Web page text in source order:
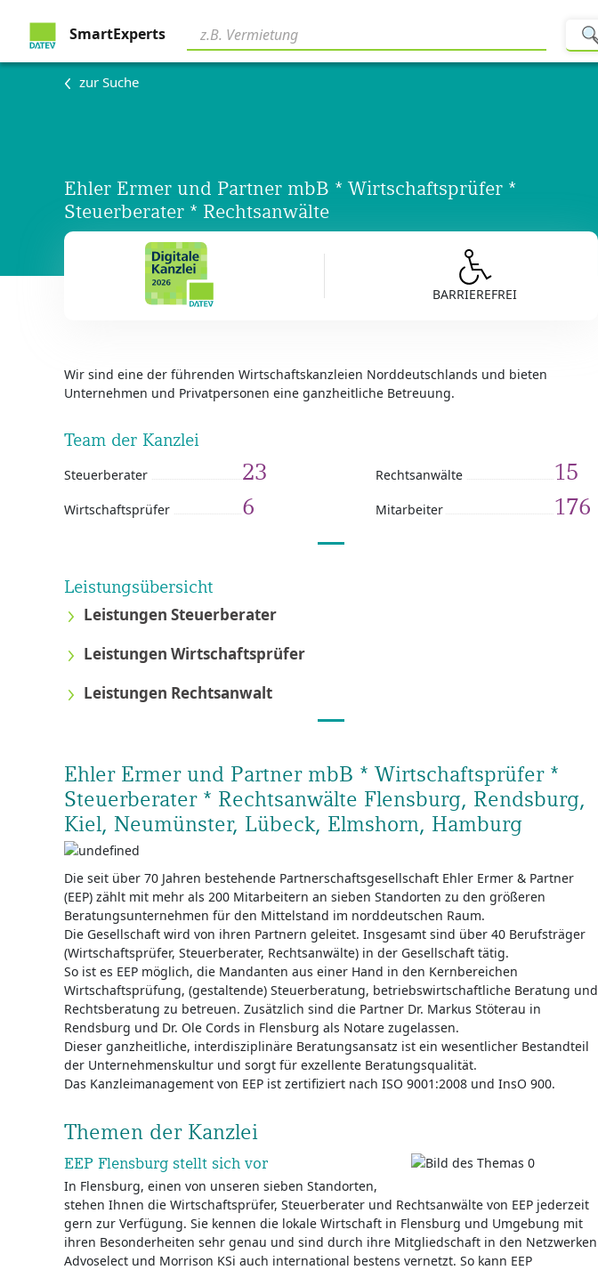
SmartExperts
zur Suche
Ehler Ermer und Partner mbB * Wirtschaftsprüfer *
Steuerberater * Rechtsanwälte
BARRIEREFREI
Wir sind eine der führenden Wirtschaftskanzleien Norddeutschlands und bieten
Unternehmen und Privatpersonen eine ganzheitliche Betreuung.
Team der Kanzlei
Steuerberater 23 Rechtsanwälte 15
Wirtschaftsprüfer 6 Mitarbeiter 176
Leistungsübersicht
Leistungen Steuerberater
Leistungen Wirtschaftsprüfer
Leistungen Rechtsanwalt
Ehler Ermer und Partner mbB * Wirtschaftsprüfer *
Steuerberater * Rechtsanwälte Flensburg, Rendsburg,
Kiel, Neumünster, Lübeck, Elmshorn, Hamburg
Die seit über 70 Jahren bestehende Partnerschaftsgesellschaft Ehler Ermer & Partner
(EEP) zählt mit mehr als 200 Mitarbeitern an sieben Standorten zu den größeren
Beratungsunternehmen für den Mittelstand im norddeutschen Raum.
Die Gesellschaft wird von ihren Partnern geleitet. Insgesamt sind über 40 Berufsträger
(Wirtschaftsprüfer, Steuerberater, Rechtsanwälte) in der Gesellschaft tätig.
So ist es EEP möglich, die Mandanten aus einer Hand in den Kernbereichen
Wirtschaftsprüfung, (gestaltende) Steuerberatung, betriebswirtschaftliche Beratung und
Rechtsberatung zu betreuen. Zusätzlich sind die Partner Dr. Markus Stöterau in
Rendsburg und Dr. Ole Cords in Flensburg als Notare zugelassen.
Dieser ganzheitliche, interdisziplinäre Beratungsansatz ist ein wesentlicher Bestandteil
der Unternehmenskultur und sorgt für exzellente Beratungsqualität.
Das Kanzleimanagement von EEP ist zertifiziert nach ISO 9001:2008 und InsO 900.
Themen der Kanzlei
EEP Flensburg stellt sich vor
In Flensburg, einen von unseren sieben Standorten,
stehen Ihnen die Wirtschaftsprüfer, Steuerberater und Rechtsanwälte von EEP jederzeit
gern zur Verfügung. Sie kennen die lokale Wirtschaft in Flensburg und Umgebung mit
ihren Besonderheiten sehr genau und sind durch ihre Mitgliedschaft in den Netzwerken
Advoselect und Morrison KSi auch international bestens vernetzt. So kann EEP